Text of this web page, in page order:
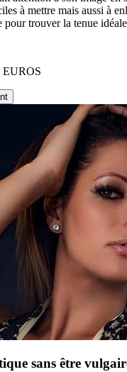
à mettre mais aussi à
pour trouver la tenue
sans être